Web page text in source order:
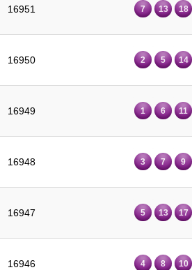
16951 7 13 18
16950 2 5 14
16949 1 6 11
16948 3 7 9
16947 5 13 17
16946 4 8 10